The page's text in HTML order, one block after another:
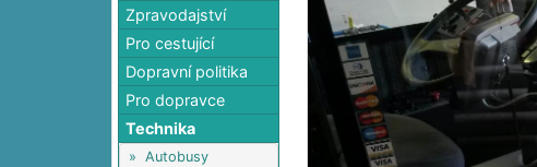
Zpravodajství
Pro cestující
Dopravní politika
Pro dopravce
Technika
» Autobusy